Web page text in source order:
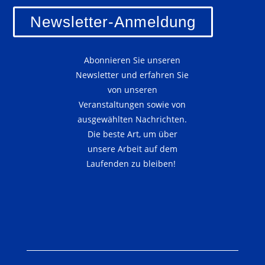
Newsletter-Anmeldung
Abonnieren Sie unseren
Newsletter und erfahren Sie
von unseren
Veranstaltungen sowie von
ausgewählten Nachrichten.
Die beste Art, um über
unsere Arbeit auf dem
Laufenden zu bleiben!